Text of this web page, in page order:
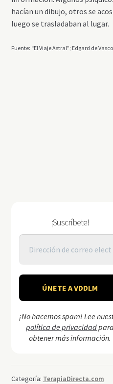
hacían un dibujo, otros se
luego se trasladaban al lugar.
Fuente: “El Viaje Astral”; Edgard de
¡Suscríbete!
¡No hacemos spam! Lee
política de privacidadpara
obtener más información.
Categoría: TerapiaDirecta.com